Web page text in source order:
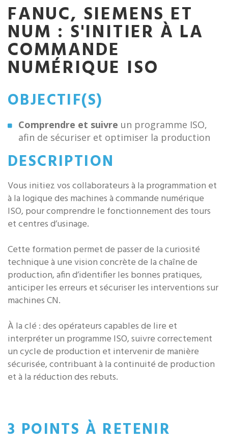
FANUC, SIEMENS ET
NUM : S'INITIER À LA
COMMANDE
NUMÉRIQUE ISO
OBJECTIF(S)
Comprendre et suivre un programme ISO,
afin de sécuriser et optimiser la production
DESCRIPTION
Vous initiez vos collaborateurs à la programmation et
à la logique des machines à commande numérique
ISO, pour comprendre le fonctionnement des tours
et centres d’usinage.
Cette formation permet de passer de la curiosité
technique à une vision concrète de la chaîne de
production, afin d’identifier les bonnes pratiques,
anticiper les erreurs et sécuriser les interventions sur
machines CN.
À la clé : des opérateurs capables de lire et
interpréter un programme ISO, suivre correctement
un cycle de production et intervenir de manière
sécurisée, contribuant à la continuité de production
et à la réduction des rebuts.
3 POINTS À RETENIR